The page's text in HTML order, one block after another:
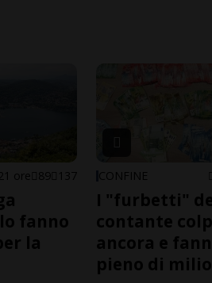
ore 89 137
fanno
la
CONFINE
I "furbetti"
contante
ancora e
pieno di